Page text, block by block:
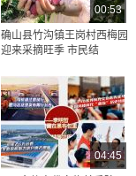
00:53
确山县竹沟镇王岗村西梅园
迎来采摘旺季 市民结
04:45